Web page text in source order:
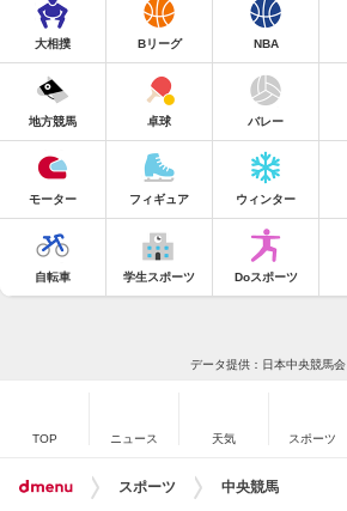
大相撲 Bリーグ NBA
地方競馬 卓球 バレー
モーター フィギュア ウィンター
自転車 学生スポーツ Doスポーツ
データ提供：日本中央競馬会
TOP ニュース 天気 スポーツ
スポーツ 中央競馬